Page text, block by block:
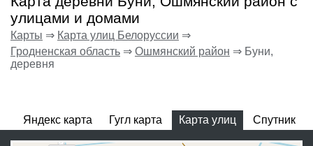
улицами и домами
Карты ⇒ Карта улиц Белоруссии ⇒
Гродненская область ⇒ Ошмянский район ⇒ Буни,
деревня
Яндекс карта Гугл карта Карта улиц Спутник